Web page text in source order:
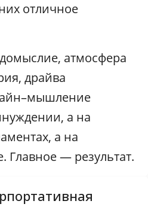
отличное
атмосфера
драйва
а на
а на
Главное — результат.